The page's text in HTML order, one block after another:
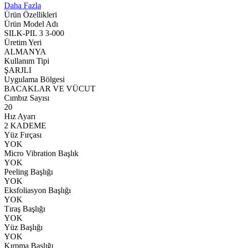
Daha Fazla
Ürün Özellikleri
Ürün Model Adı
SILK-PIL 3 3-000
Üretim Yeri
ALMANYA
Kullanım Tipi
ŞARJLI
Uygulama Bölgesi
BACAKLAR VE VÜCUT
Cımbız Sayısı
20
Hız Ayarı
2 KADEME
Yüz Fırçası
YOK
Micro Vibration Başlık
YOK
Peeling Başlığı
YOK
Eksfoliasyon Başlığı
YOK
Tıraş Başlığı
YOK
Yüz Başlığı
YOK
Kırpma Başlığı